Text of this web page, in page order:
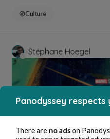
Culture
Stéphane Hoegel
Panodyssey
There are no adson